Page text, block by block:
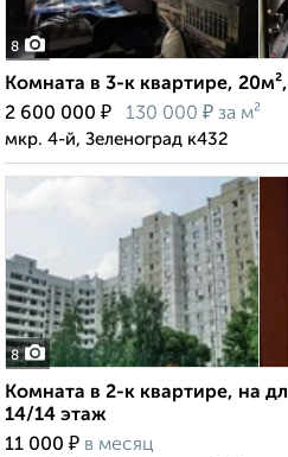
8
Комната в 3-к квартире,
2 600 000 ₽ 130 000 ₽ за м²
мкр. 4-й, Зеленоград к432
8
Комната в 2-к квартире, на
14/14 этаж
11 000 ₽ в месяц